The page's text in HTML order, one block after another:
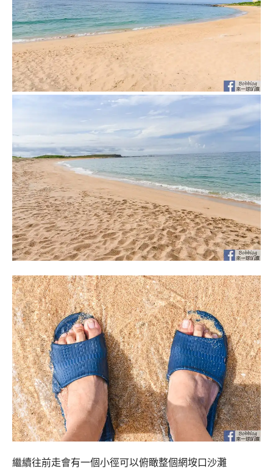
繼續往前走會有一個小徑可以俯瞰整個網垵口沙灘